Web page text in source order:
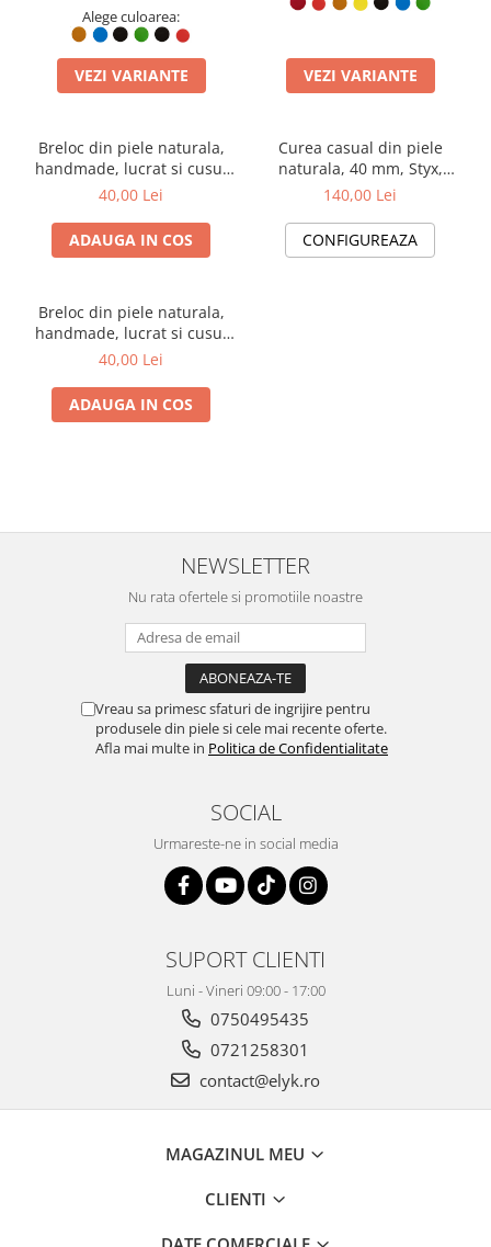
Alege culoarea:
VEZI VARIANTE VEZI VARIANTE
Breloc din piele naturala,
handmade, lucrat si cusut
manual, Nero, Negru,
40,00 Lei
ADAUGA IN COS
Curea casual din piele
naturala, 40 mm, Styx,
neagra, cusatura maro
140,00 Lei
CONFIGUREAZA
Breloc din piele naturala,
handmade, lucrat si cusut
manual, Nero, Bleumarin,
40,00 Lei
ADAUGA IN COS
NEWSLETTER
Nu rata ofertele si promotiile noastre
Vreau sa primesc sfaturi de ingrijire pentru
produsele din piele si cele mai recente oferte.
Afla mai multe in Politica de Confidentialitate
SOCIAL
Urmareste-ne in social media
SUPORT CLIENTI
Luni - Vineri 09:00 - 17:00
0750495435
0721258301
contact@elyk.ro
MAGAZINUL MEU
CLIENTI